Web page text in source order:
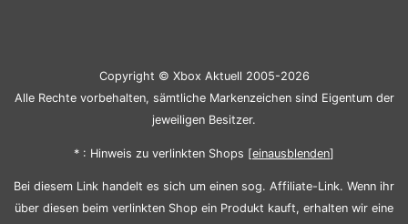
Copyright © Xbox Aktuell 2005-2026
Alle Rechte vorbehalten, sämtliche Markenzeichen sind Eigentum der
jeweiligen Besitzer.
* : Hinweis zu verlinkten Shops [einausblenden]
Bei diesem Link handelt es sich um einen sog. Affiliate-Link. Wenn ihr
über diesen beim verlinkten Shop ein Produkt kauft, erhalten wir eine